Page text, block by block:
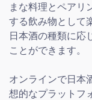
まな料理とペアリ
する飲み物として
日本酒の種類に応
ことができます。
オンラインで日本
想的なプラットフ